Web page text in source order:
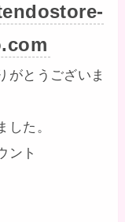
がとうございま
た。
ント